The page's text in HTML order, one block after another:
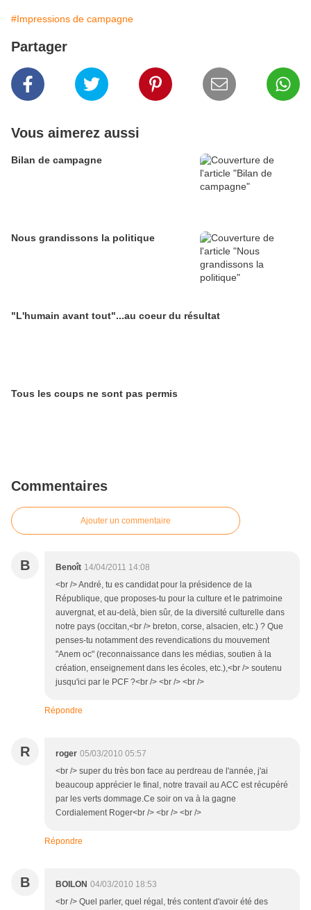
#Impressions de campagne
Partager
Vous aimerez aussi
Bilan de campagne
Nous grandissons la politique
"L'humain avant tout"...au coeur du résultat
Tous les coups ne sont pas permis
Commentaires
Ajouter un commentaire
B Benoît 14/04/2011 14:08
<br /> André, tu es candidat pour la présidence de la
République, que proposes-tu pour la culture et le patrimoine
auvergnat, et au-delà, bien sûr, de la diversité culturelle dans
notre pays (occitan,<br /> breton, corse, alsacien, etc.) ? Que
penses-tu notamment des revendications du mouvement
"Anem oc" (reconnaissance dans les médias, soutien à la
création, enseignement dans les écoles, etc.),<br /> soutenu
jusqu'ici par le PCF ?<br /> <br /> <br />
Répondre
R roger 05/03/2010 05:57
<br /> super du très bon face au perdreau de l'année, j'ai
beaucoup apprécier le final, notre travail au ACC est récupéré
par les verts dommage.Ce soir on va à la gagne
Cordialement Roger<br /> <br /> <br />
Répondre
B BOILON 04/03/2010 18:53
<br /> Quel parler, quel régal, trés content d'avoir été des